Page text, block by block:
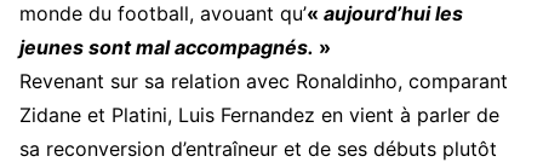
monde du football, avouant qu’« aujourd’hui les
jeunes sont mal accompagnés. »
Revenant sur sa relation avec Ronaldinho, comparant
Zidane et Platini, Luis Fernandez en vient à parler de
sa reconversion d’entraîneur et de ses débuts plutôt